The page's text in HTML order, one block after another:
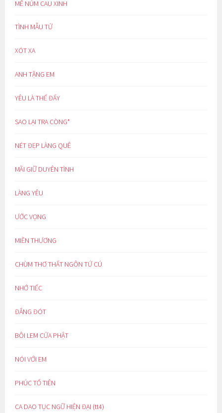
MÊ NÚM CAU XINH
TÌNH MẪU TỬ
XÓT XA
ANH TẶNG EM
YÊU LÀ THẾ ĐẤY
SAO LẠI TRA CÒNG*
NÉT ĐẸP LÀNG QUÊ
MÃI GIỮ DUYÊN TÌNH
LÀNG YÊU
ƯỚC VỌNG
MIỀN THƯƠNG
CHÙM THƠ THẤT NGÔN TỨ CÚ
NHỚ TIẾC
ĐẮNG ĐÓT
BÔI LEM CỬA PHẬT
NÓI VỚI EM
PHÚC TỔ TIÊN
CA DAO TỤC NGỮ HIỆN ĐẠI (tt4)